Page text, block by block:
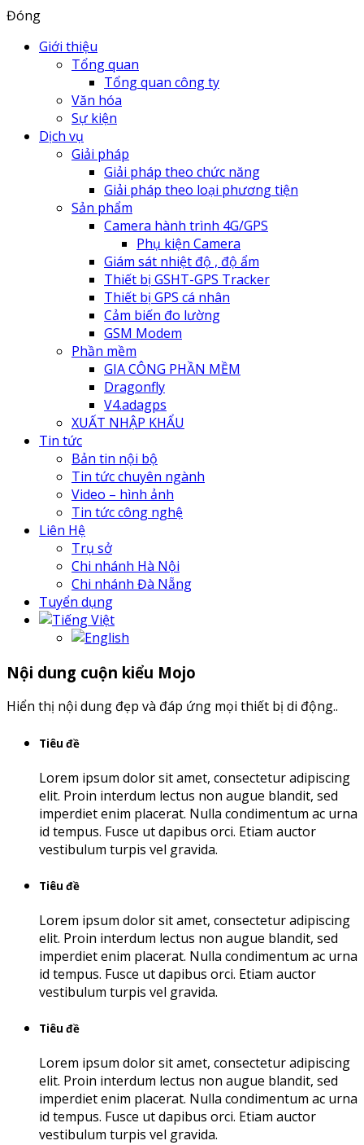
Đóng
Giới thiệu
Tổng quan
Tổng quan công ty
Văn hóa
Sự kiện
Dịch vụ
Giải pháp
Giải pháp theo chức năng
Giải pháp theo loại phương tiện
Sản phẩm
Camera hành trình 4G/GPS
Phụ kiện Camera
Giám sát nhiệt độ , độ ẩm
Thiết bị GSHT-GPS Tracker
Thiết bị GPS cá nhân
Cảm biến đo lường
GSM Modem
Phần mềm
GIA CÔNG PHẦN MỀM
Dragonfly
V4.adagps
XUẤT NHẬP KHẨU
Tin tức
Bản tin nội bộ
Tin tức chuyên ngành
Video – hình ảnh
Tin tức công nghệ
Liên Hệ
Trụ sở
Chi nhánh Hà Nội
Chi nhánh Đà Nẵng
Tuyển dụng
Nội dung cuộn kiểu Mojo
Hiển thị nội dung đẹp và đáp ứng mọi thiết bị di động..
Tiêu đề
Lorem ipsum dolor sit amet, consectetur adipiscing
elit. Proin interdum lectus non augue blandit, sed
imperdiet enim placerat. Nulla condimentum ac urna
id tempus. Fusce ut dapibus orci. Etiam auctor
vestibulum turpis vel gravida.
Tiêu đề
Lorem ipsum dolor sit amet, consectetur adipiscing
elit. Proin interdum lectus non augue blandit, sed
imperdiet enim placerat. Nulla condimentum ac urna
id tempus. Fusce ut dapibus orci. Etiam auctor
vestibulum turpis vel gravida.
Tiêu đề
Lorem ipsum dolor sit amet, consectetur adipiscing
elit. Proin interdum lectus non augue blandit, sed
imperdiet enim placerat. Nulla condimentum ac urna
id tempus. Fusce ut dapibus orci. Etiam auctor
vestibulum turpis vel gravida.